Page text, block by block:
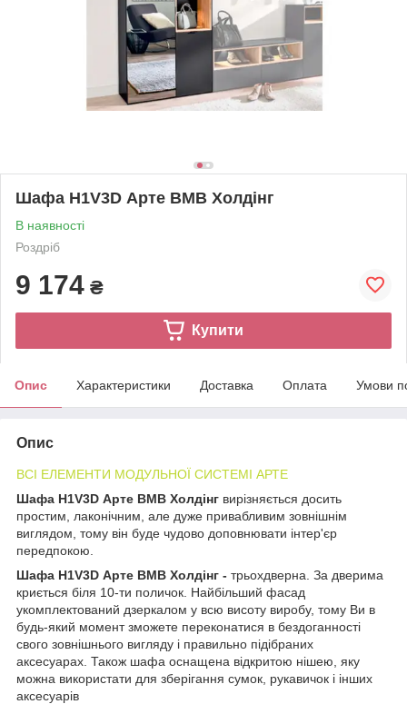
Шафа H1V3D Арте ВМВ Холдінг
В наявності
Роздріб
9 174 ₴
Купити
Опис Характеристики Доставка Оплата Умови
Опис
ВСІ ЕЛЕМЕНТИ МОДУЛЬНОЇ СИСТЕМІ АРТЕ
Шафа H1V3D Арте ВМВ Холдінг вирізняється досить
простим, лаконічним, але дуже привабливим зовнішнім
виглядом, тому він буде чудово доповнювати інтер'єр
передпокою.
Шафа H1V3D Арте ВМВ Холдінг - трьохдверна. За дверима
криється біля 10-ти поличок. Найбільший фасад
укомплектований дзеркалом у всю висоту виробу, тому Ви в
будь-який момент зможете переконатися в бездоганності
свого зовнішнього вигляду і правильно підібраних
аксесуарах. Також шафа оснащена відкритою нішею, яку
можна використати для зберігання сумок, рукавичок і інших
аксесуарів